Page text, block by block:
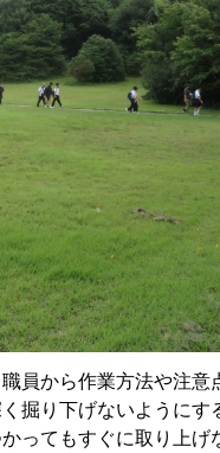
から作業方法や注意
掘り下げないようにす
ってもすぐに取り上げ